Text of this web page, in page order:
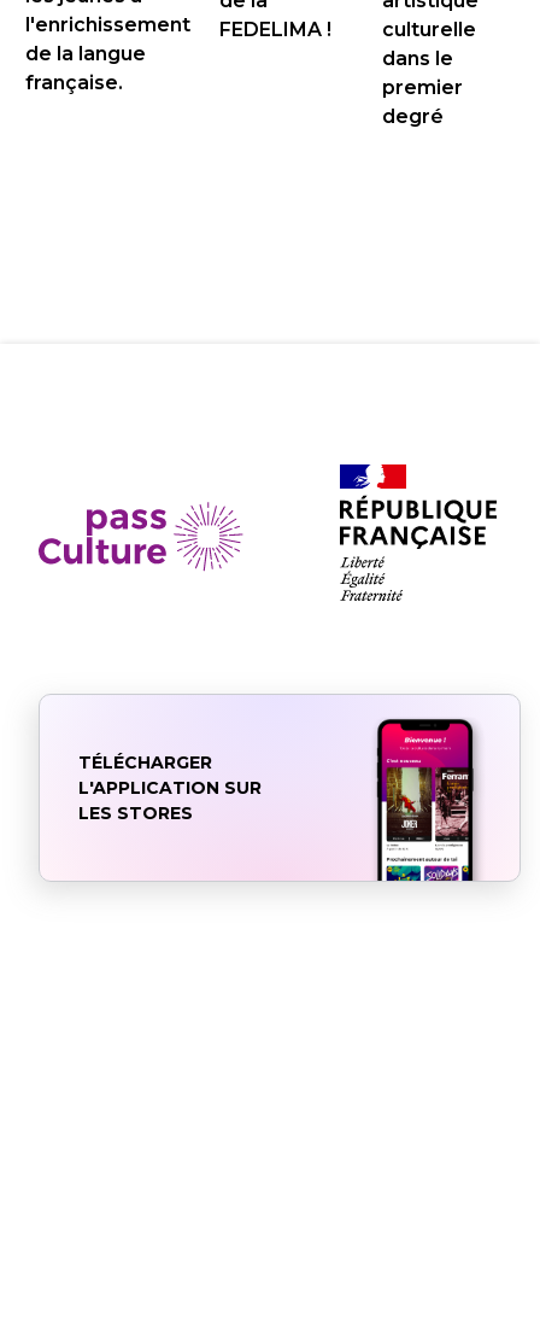
l'enrichissement
de la langue
française.
FEDELIMA !
culturelle
dans le
premier
degré
TÉLÉCHARGER
L'APPLICATION SUR
LES STORES